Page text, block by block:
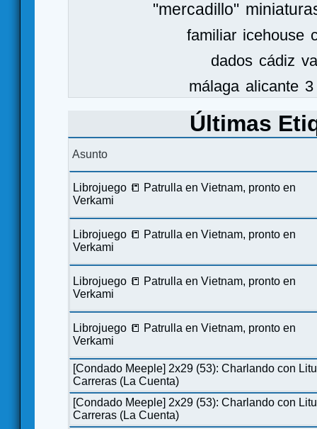
"mercadillo"
familiar icehouse
dados cádiz
málaga alicante
Últimas
Asunto
Librojuego 📒 Patrulla en Vietnam, pronto en
Verkami
Librojuego 📒 Patrulla en Vietnam, pronto en
Verkami
Librojuego 📒 Patrulla en Vietnam, pronto en
Verkami
Librojuego 📒 Patrulla en Vietnam, pronto en
Verkami
[Condado Meeple] 2x29 (53): Charlando con
Carreras (La Cuenta)
[Condado Meeple] 2x29 (53): Charlando con
Carreras (La Cuenta)